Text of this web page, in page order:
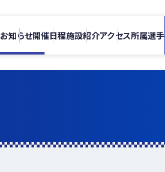
お知らせ開催日程施設紹介アクセス所属選手